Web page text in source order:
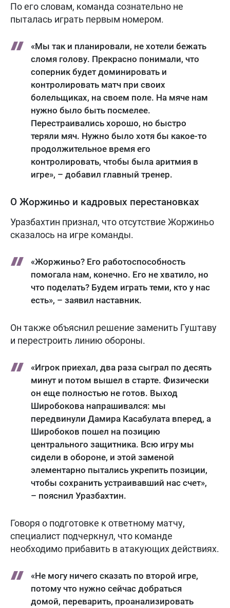
По его словам, команда сознательно не
пыталась играть первым номером.
«Мы так и планировали, не хотели бежать
сломя голову. Прекрасно понимали, что
соперник будет доминировать и
контролировать матч при своих
болельщиках, на своем поле. На мяче нам
нужно было быть посмелее.
Перестраивались хорошо, но быстро
теряли мяч. Нужно было хотя бы какое-то
продолжительное время его
контролировать, чтобы была аритмия в
игре», – добавил главный тренер.
О Жоржиньо и кадровых перестановках
Уразбахтин признал, что отсутствие Жоржиньо
сказалось на игре команды.
«Жоржиньо? Его работоспособность
помогала нам, конечно. Его не хватило, но
что поделать? Будем играть теми, кто у нас
есть», – заявил наставник.
Он также объяснил решение заменить Гуштаву
и перестроить линию обороны.
«Игрок приехал, два раза сыграл по десять
минут и потом вышел в старте. Физически
он еще полностью не готов. Выход
Широбокова напрашивался: мы
передвинули Дамира Касабулата вперед, а
Широбоков пошел на позицию
центрального защитника. Всю игру мы
сидели в обороне, и этой заменой
элементарно пытались укрепить позиции,
чтобы сохранить устраивавший нас счет»,
– пояснил Уразбахтин.
Говоря о подготовке к ответному матчу,
специалист подчеркнул, что команде
необходимо прибавить в атакующих действиях.
«Не могу ничего сказать по второй игре,
потому что нужно сейчас добраться
домой, переварить, проанализировать